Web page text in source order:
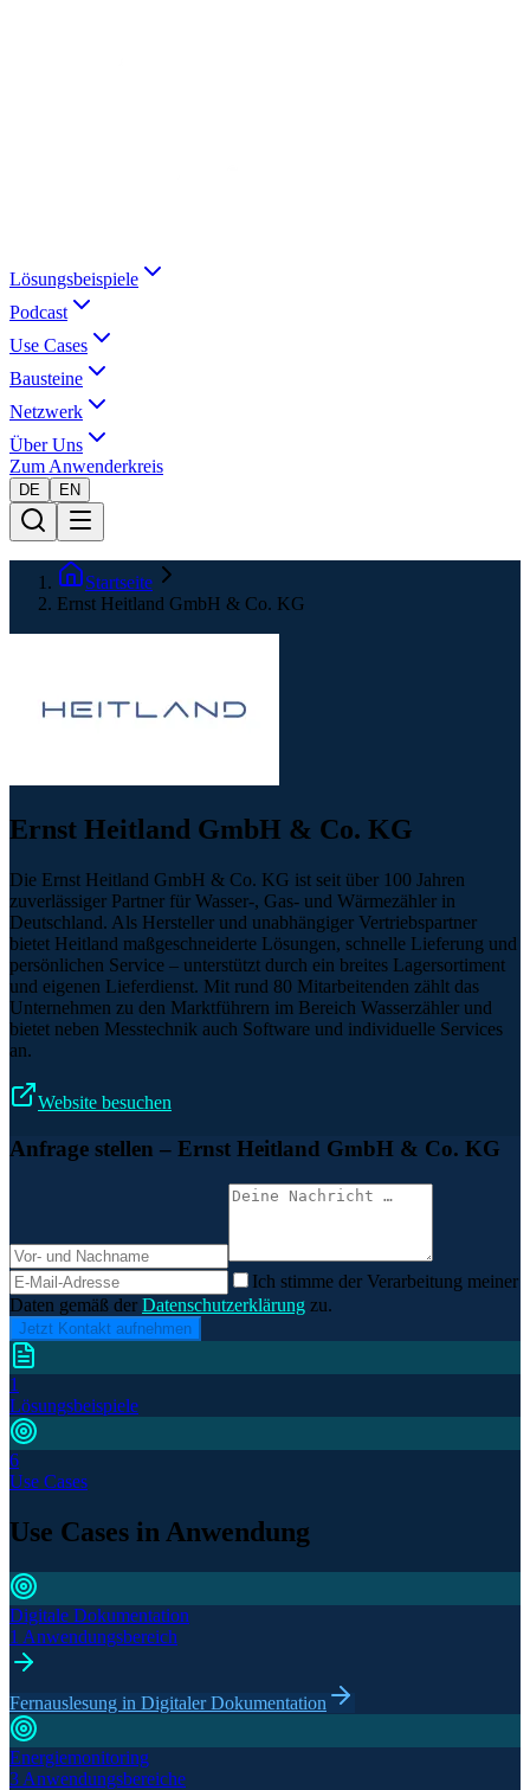
Lösungsbeispiele
Podcast
Use Cases
Bausteine
Netzwerk
Über Uns
Zum Anwenderkreis
DE EN
Startseite
Ernst Heitland GmbH & Co. KG
Ernst Heitland GmbH & Co. KG
Die Ernst Heitland GmbH & Co. KG ist seit über 100 Jahren
zuverlässiger Partner für Wasser-, Gas- und Wärmezähler in
Deutschland. Als Hersteller und unabhängiger Vertriebspartner
bietet Heitland maßgeschneiderte Lösungen, schnelle Lieferung und
persönlichen Service – unterstützt durch ein breites Lagersortiment
und eigenen Lieferdienst. Mit rund 80 Mitarbeitenden zählt das
Unternehmen zu den Marktführern im Bereich Wasserzähler und
bietet neben Messtechnik auch Software und individuelle Services
an.
Website besuchen
Anfrage stellen – Ernst Heitland GmbH & Co. KG
Ich stimme der Verarbeitung meiner
Daten gemäß der Datenschutzerklärung zu.
Jetzt Kontakt aufnehmen
1
Lösungsbeispiele
6
Use Cases
Use Cases in Anwendung
Digitale Dokumentation
1 Anwendungsbereich
Fernauslesung in Digitaler Dokumentation
Energiemonitoring
3 Anwendungsbereiche